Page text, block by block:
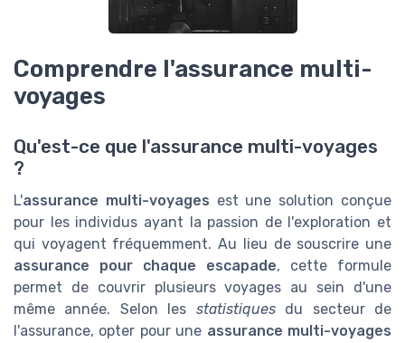
Comprendre l'assurance multi-
voyages
Qu'est-ce que l'assurance multi-voyages
?
L'assurance multi-voyages est une solution conçue
pour les individus ayant la passion de l'exploration et
qui voyagent fréquemment. Au lieu de souscrire une
assurance pour chaque escapade, cette formule
permet de couvrir plusieurs voyages au sein d'une
même année. Selon les statistiquesdu secteur de
l'assurance, opter pour une assurance multi-voyages